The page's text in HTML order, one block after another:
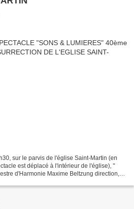
sur le parvis de l'église Saint-Martin (en
est déplacé à l'intérieur de l'église), "
d'Harmonie Maxime Beltzung direction,